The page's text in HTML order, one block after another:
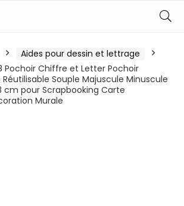
Aides pour dessin et lettrage
Pochoir Chiffre et Letter Pochoir
Souple Majuscule Minuscule
cm pour Scrapbooking Carte
Murale